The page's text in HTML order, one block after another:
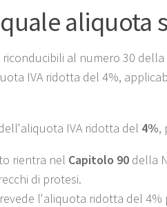
aliquota
al numero 30 della
IVA ridotta del 4%,
IVA ridotta del 4%,
rientra nel Capitolo 90 della
di protesi.
l'aliquota ridotta del